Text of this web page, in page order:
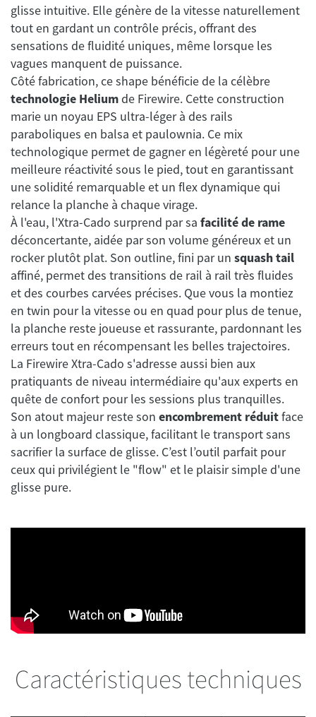
glisse intuitive. Elle génère de la vitesse naturellement
tout en gardant un contrôle précis, offrant des
sensations de fluidité uniques, même lorsque les
vagues manquent de puissance.
Côté fabrication, ce shape bénéficie de la célèbre
technologie Heliumde Firewire. Cette construction
marie un noyau EPS ultra-léger à des rails
paraboliques en balsa et paulownia. Ce mix
technologique permet de gagner en légèreté pour une
meilleure réactivité sous le pied, tout en garantissant
une solidité remarquable et un flex dynamique qui
relance la planche à chaque virage.
À l'eau, l'Xtra-Cado surprend par sa facilité de rame
déconcertante, aidée par son volume généreux et un
rocker plutôt plat. Son outline, fini par un squash tail
affiné, permet des transitions de rail à rail très fluides
et des courbes carvées précises. Que vous la montiez
en twin pour la vitesse ou en quad pour plus de tenue,
la planche reste joueuse et rassurante, pardonnant les
erreurs tout en récompensant les belles trajectoires.
La Firewire Xtra-Cado s'adresse aussi bien aux
pratiquants de niveau intermédiaire qu'aux experts en
quête de confort pour les sessions plus tranquilles.
Son atout majeur reste son encombrement réduitface
à un longboard classique, facilitant le transport sans
sacrifier la surface de glisse. C’est l’outil parfait pour
ceux qui privilégient le "flow" et le plaisir simple d'une
glisse pure.
Caractéristiques techniques